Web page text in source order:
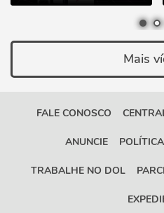
Mais
FALE CONOSCO
ANUNCIE
TRABALHE NO DOL